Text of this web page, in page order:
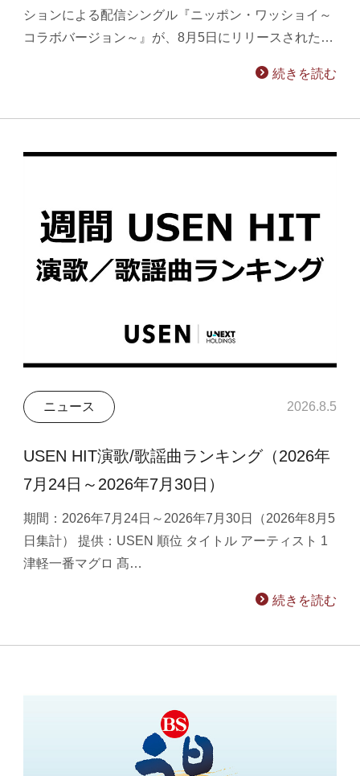
ションによる配信シングル『ニッポン・ワッショイ～
コラボバージョン～』が、8月5日にリリースされた…
続きを読む
ニュース 2026.8.5
USEN HIT演歌/歌謡曲ランキング（2026年
7月24日～2026年7月30日）
期間：2026年7月24日～2026年7月30日（2026年8月5
日集計） 提供：USEN 順位 タイトル アーティスト 1
津軽一番マグロ 髙…
続きを読む